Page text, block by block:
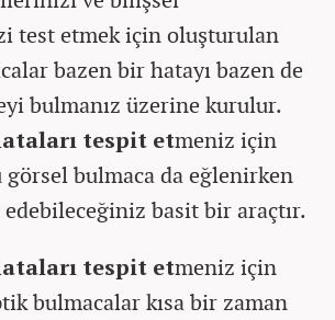
test etmek için oluşturulan
bazen bir hatayı bazen de
bulmanız üzerine kurulur.
tespit etmeniz için
görsel bulmaca da eğlenirken
basit bir araçtır.
tespit etmeniz için
bulmacalar kısa bir zaman